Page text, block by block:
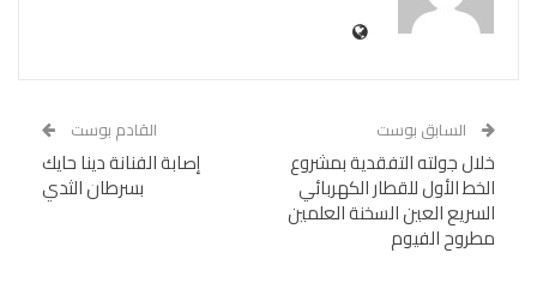
السابق بوست
خلال جولته التفقدية بمشروع
الخط الأول للقطار الكهربائي
السريع العين السخنة العلمين
مطروح الفيوم
القادم بوست
إصابة الفنانة دينا حايك
بسرطان الثدي